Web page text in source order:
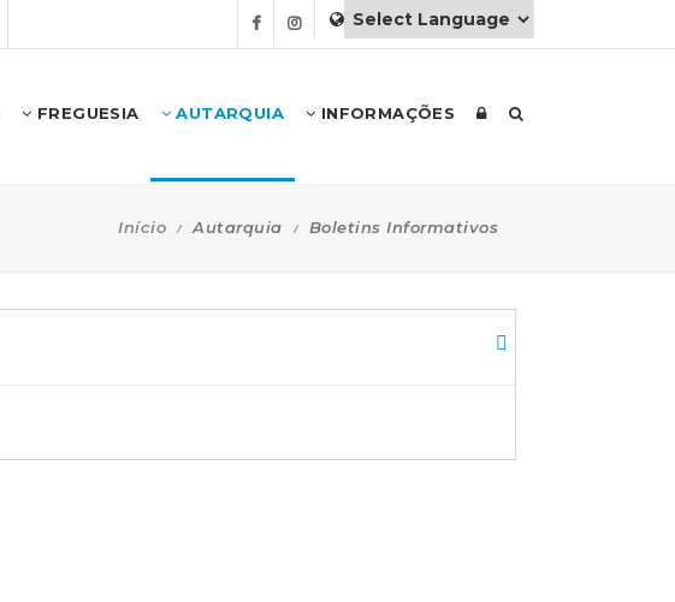
FREGUESIA AUTARQUIA INFORMAÇÕES
Início Autarquia Boletins Informativos